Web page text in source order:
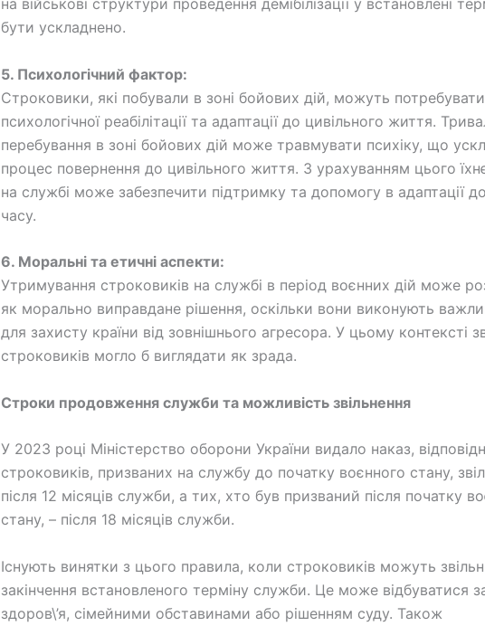
бути ускладнено.
5. Психологічний фактор:
Строковики, які побували в зоні бойових дій, можуть потребувати
психологічної реабілітації та адаптації до цивільного життя.
перебування в зоні бойових дій може травмувати психіку, що
процес повернення до цивільного життя. З урахуванням цього
на службі може забезпечити підтримку та допомогу в адаптації
часу.
6. Моральні та етичні аспекти:
Утримування строковиків на службі в період воєнних дій може
як морально виправдане рішення, оскільки вони виконують
для захисту країни від зовнішнього агресора. У цьому контексті
строковиків могло б виглядати як зрада.
Строки продовження служби та можливість звільнення
У 2023 році Міністерство оборони України видало наказ,
строковиків, призваних на службу до початку воєнного стану,
після 12 місяців служби, а тих, хто був призваний після початку
стану, – після 18 місяців служби.
Існують винятки з цього правила, коли строковиків можуть
закінчення встановленого терміну служби. Це може відбуватися
здоров\’я, сімейними обставинами або рішенням суду. Також